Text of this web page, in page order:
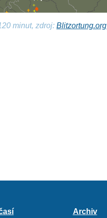
minut, zdroj:Blitzortung.org
Archiv